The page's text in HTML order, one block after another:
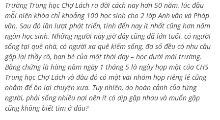
Trường Trung học Chợ Lách ra đời cách nay hơn 50 năm, lúc đầu
mỗi niên khóa chỉ khoảng 100 học sinh cho 2 lớp Anh văn và Pháp
văn. Sau đó lần lượt phát triển, tính đến nay ít nhất cũng hơn năm
ngàn học sinh. Những người này giờ đây cũng đã lớn tuổi, có người
sống tại quê nhà, có người xa quê kiếm sống, đa số đều có nhu cầu
gặp lại thầy cô, bạn bè của một thời dạy – học dưới mái trường.
Bằng chứng là hàng năm ngày 1 tháng 5 là ngày họp mặt của CHS
Trung học Chợ Lách và đâu đó có một vài nhóm họp riêng lẻ cũng
nhằm để ôn lại chuyện xưa. Tuy nhiên, do hoàn cảnh của từng
người, phải sống nhiều nơi nên ít có dịp gặp nhau và muốn gặp
cũng không biết tìm ở đâu?